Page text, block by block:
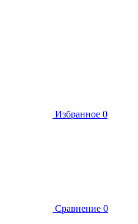
Избранное 0
Сравнение 0